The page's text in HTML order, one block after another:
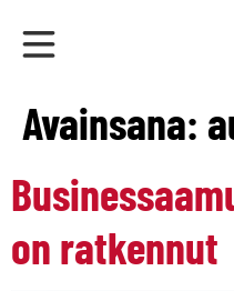
Avainsana:
on ratkennut